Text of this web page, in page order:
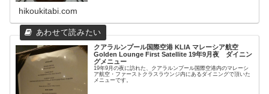
hikoukitabi.com
クアラルンプール国際空港 KLIA マレーシア航空
Golden Lounge First Satellite 19年9月夜 ダイニン
グメニュー
19年9月の夜に訪れた、クアラルンプール国際空港内のマレーシ
ア航空・ファーストクラスラウンジ内にあるダイニングで頂いた
メニューです。